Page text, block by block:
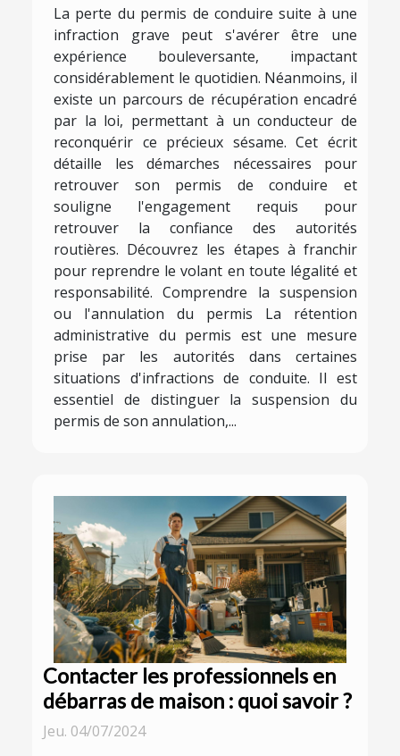
La perte du permis de conduire suite à une
infraction grave peut s'avérer être une
expérience bouleversante, impactant
considérablement le quotidien. Néanmoins, il
existe un parcours de récupération encadré
par la loi, permettant à un conducteur de
reconquérir ce précieux sésame. Cet écrit
détaille les démarches nécessaires pour
retrouver son permis de conduire et
souligne l'engagement requis pour
retrouver la confiance des autorités
routières. Découvrez les étapes à franchir
pour reprendre le volant en toute légalité et
responsabilité. Comprendre la suspension
ou l'annulation du permis La rétention
administrative du permis est une mesure
prise par les autorités dans certaines
situations d'infractions de conduite. Il est
essentiel de distinguer la suspension du
permis de son annulation,...
Contacter les professionnels en
débarras de maison : quoi savoir ?
Jeu. 04/07/2024